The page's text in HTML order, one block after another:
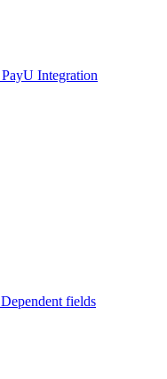
PayU Integration
Dependent fields